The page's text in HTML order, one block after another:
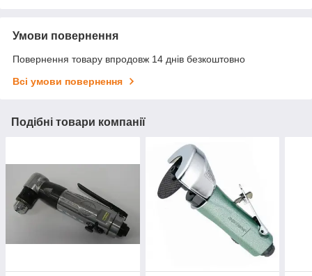
Умови повернення
Повернення товару впродовж 14 днів безкоштовно
Всі умови повернення
Подібні товари компанії